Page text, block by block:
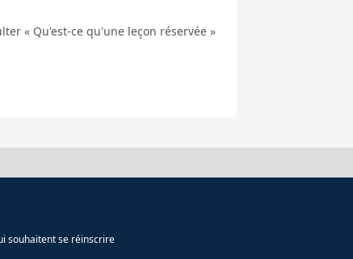
« Qu'est-ce qu'une leçon réservée »
souhaitent se réinscrire